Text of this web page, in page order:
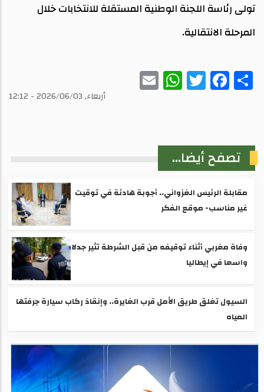
تولى رئاسة اللجنة الوطنية المستقلة للانتخابات خلال
المرحلة الانتقالية.
Share
Facebook
Twitter
WhatsAppأربعاء, 2026/06/03 - 12:12
تصفح أيضا...
مقابلة الرئيس الغزواني.. أجوبة هادئة في توقيت
غير مناسب- موقع الفكر
وفاة مغربي أثناء توقيفه من قبل الشرطة تثير جدلا
واسعا في إيطاليا
السيول تغلق طريق الأمل قرب الغايرة.. وإنقاذ ركاب سيارة جرفتها
المياه